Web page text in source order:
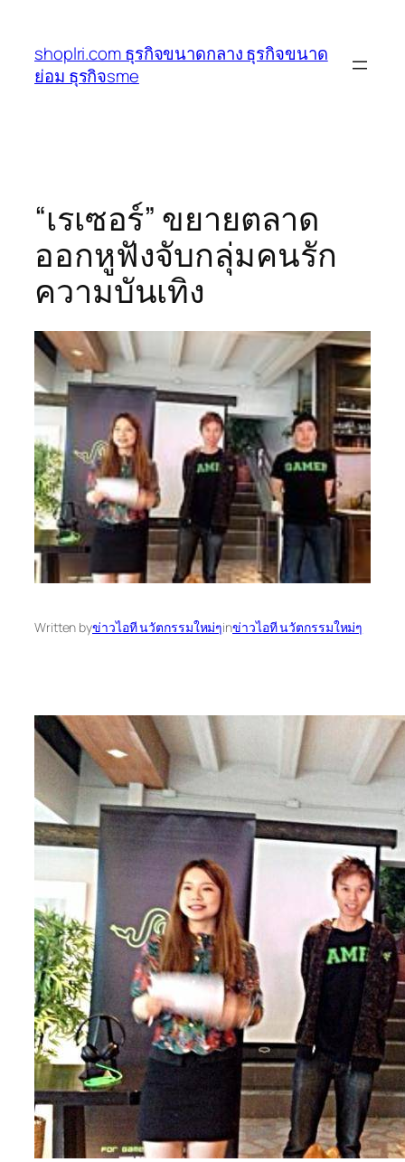
เนื้อหา
shoplri.com ธุรกิจขนาดกลาง ธุรกิจขนาด
ย่อม ธุรกิจsme
“เรเซอร์” ขยายตลาด
ออกหูฟังจับกลุ่มคนรัก
ความบันเทิง
Written byข่าวไอที นวัตกรรมใหม่ๆinข่าวไอที นวัตกรรมใหม่ๆ